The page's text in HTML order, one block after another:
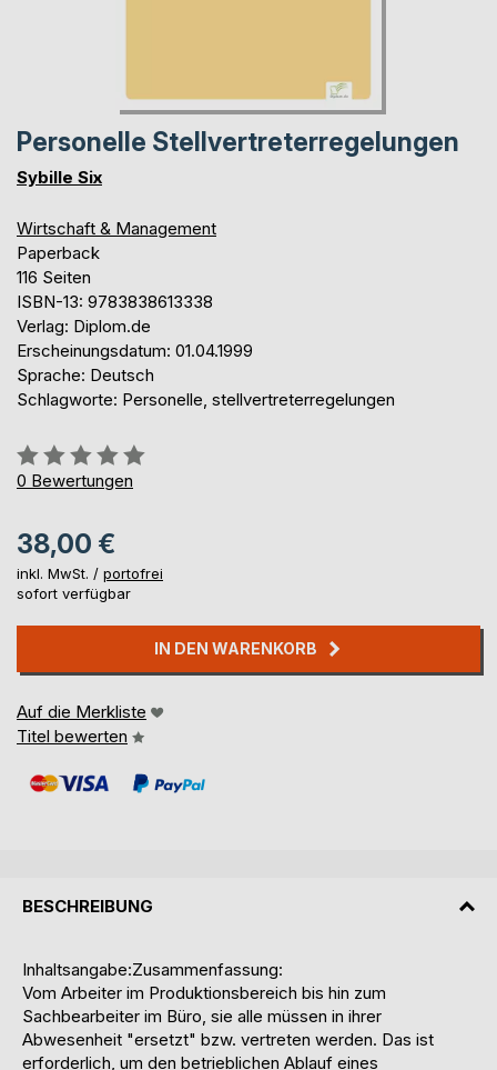
Personelle Stellvertreterregelungen
Sybille Six
Wirtschaft & Management
Paperback
116 Seiten
ISBN-13: 9783838613338
Verlag: Diplom.de
Erscheinungsdatum: 01.04.1999
Sprache: Deutsch
Schlagworte: Personelle, stellvertreterregelungen
Bewertung::
0%
0 Bewertungen
38,00 €
inkl. MwSt. / portofrei
sofort verfügbar
IN DEN WARENKORB
Auf die Merkliste
Titel bewerten
BESCHREIBUNG
Inhaltsangabe:Zusammenfassung:
Vom Arbeiter im Produktionsbereich bis hin zum
Sachbearbeiter im Büro, sie alle müssen in ihrer
Abwesenheit "ersetzt" bzw. vertreten werden. Das ist
erforderlich, um den betrieblichen Ablauf eines